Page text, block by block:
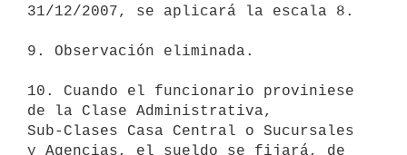
31/12/2007, se aplicará la escala 8.
9. Observación eliminada.
10. Cuando el funcionario proviniese
de la Clase Administrativa,
Sub-Clases Casa Central o Sucursales
y Agencias, el sueldo se fijará, de